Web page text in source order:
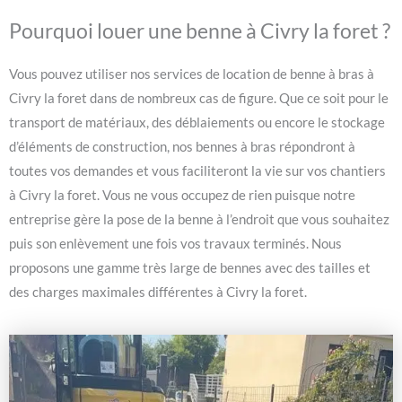
Pourquoi louer une benne à Civry la foret ?
Vous pouvez utiliser nos services de location de benne à bras à
Civry la foret dans de nombreux cas de figure. Que ce soit pour le
transport de matériaux, des déblaiements ou encore le stockage
d’éléments de construction, nos bennes à bras répondront à
toutes vos demandes et vous faciliteront la vie sur vos chantiers
à Civry la foret. Vous ne vous occupez de rien puisque notre
entreprise gère la pose de la benne à l’endroit que vous souhaitez
puis son enlèvement une fois vos travaux terminés. Nous
proposons une gamme très large de bennes avec des tailles et
des charges maximales différentes à Civry la foret.